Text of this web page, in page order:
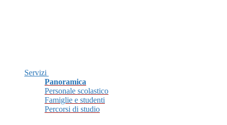
Servizi
Panoramica
Personale scolastico
Famiglie e studenti
Percorsi di studio